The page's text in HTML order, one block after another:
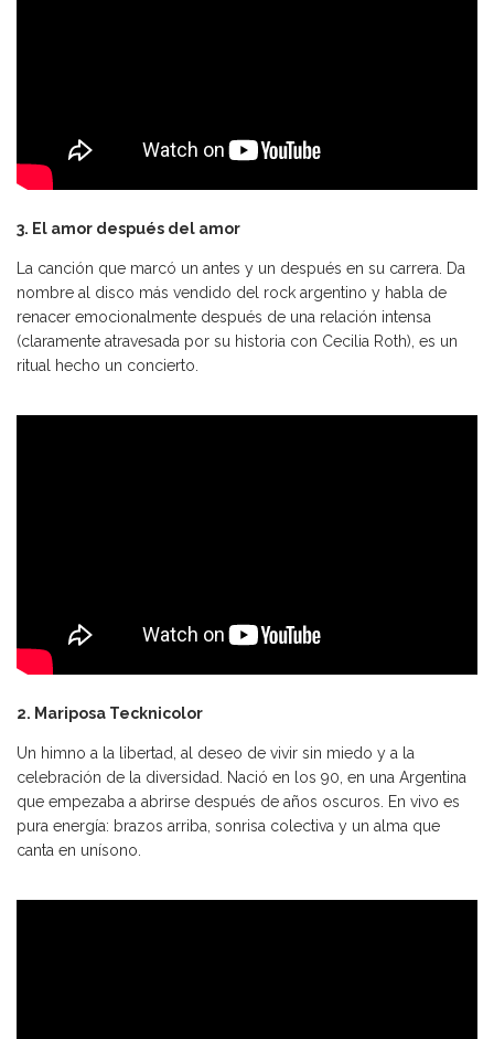
3. El amor después del amor
La canción que marcó un antes y un después en su carrera. Da
nombre al disco más vendido del rock argentino y habla de
renacer emocionalmente después de una relación intensa
(claramente atravesada por su historia con Cecilia Roth), es un
ritual hecho un concierto.
2. Mariposa Tecknicolor
Un himno a la libertad, al deseo de vivir sin miedo y a la
celebración de la diversidad. Nació en los 90, en una Argentina
que empezaba a abrirse después de años oscuros. En vivo es
pura energía: brazos arriba, sonrisa colectiva y un alma que
canta en unísono.